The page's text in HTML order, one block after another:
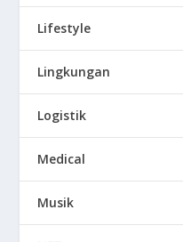
Lifestyle
Lingkungan
Logistik
Medical
Musik